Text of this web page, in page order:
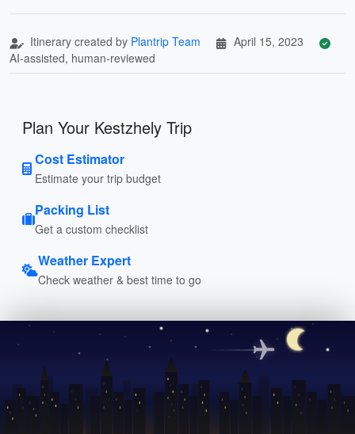
Itinerary created by Plantrip Team
April 15, 2023
AI-assisted, human-reviewed
Plan Your Kestzhely Trip
Cost Estimator
Estimate your trip budget
Packing List
Get a custom checklist
Weather Expert
Check weather & best time to go